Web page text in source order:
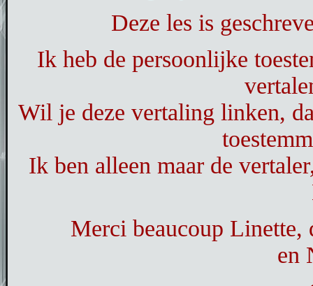
Deze les is
Ik heb de persoonlijke
Wil je deze vertaling linken,
Ik ben alleen maar de
Merci beaucoup Linette,
en